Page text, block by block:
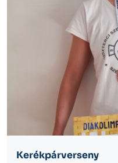
Kerékpárverseny